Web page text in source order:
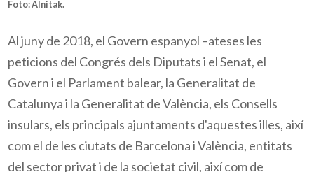
Foto:Alnitak.
Al juny de 2018, el Govern espanyol –ateses les
peticions del Congrés dels Diputats i el Senat, el
Govern i el Parlament balear, la Generalitat de
Catalunya i la Generalitat de València, els Consells
insulars, els principals ajuntaments d'aquestes illes, així
com el de les ciutats de Barcelona i València, entitats
del sector privat i de la societat civil, així com de